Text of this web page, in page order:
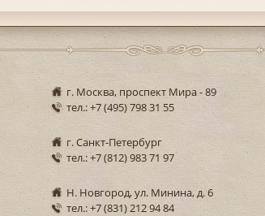
г. Москва, проспект Мира - 89
тел.: +7 (495) 798 31 55
г. Санкт-Петербург
тел.: +7 (812) 983 71 97
Н. Новгород, ул. Минина, д. 6
тел.: +7 (831) 212 94 84